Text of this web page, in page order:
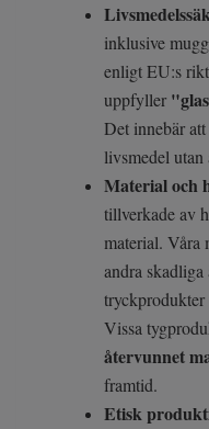
inklusive
enligt EU:s
uppfyller
Det innebär
livsmedel utan
Material och
tillverkade av
material. Våra
andra
tryckprodukter
Vissa
återvunnet
framtid.
Etisk